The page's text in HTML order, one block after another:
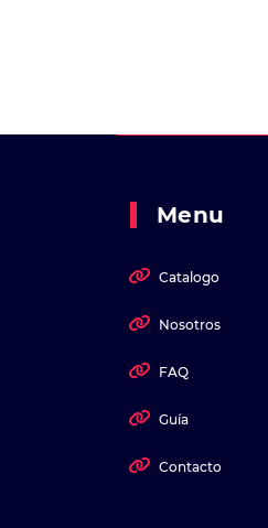
Menu
Catalogo
Nosotros
FAQ
Guía
Contacto